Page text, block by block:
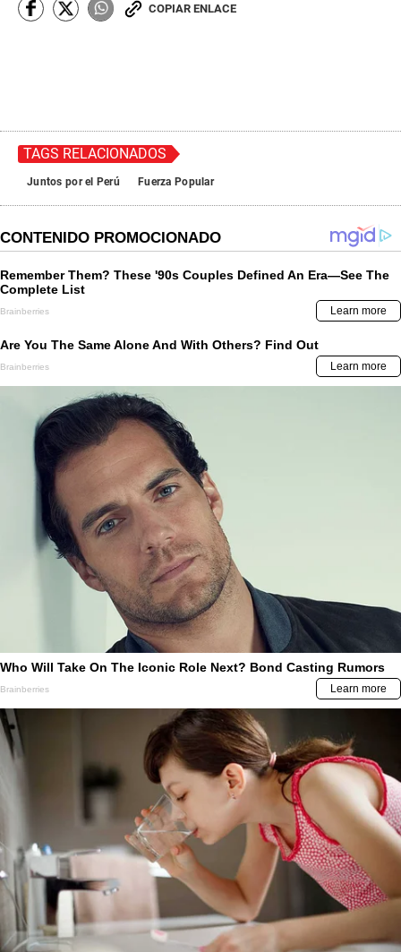
COPIAR ENLACE
TAGS RELACIONADOS
Juntos por el Perú Fuerza Popular